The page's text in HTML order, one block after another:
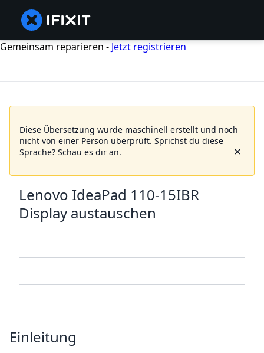
Gemeinsam reparieren - Jetzt registrieren
Diese Übersetzung wurde maschinell erstellt und noch
nicht von einer Person überprüft. Sprichst du diese
Sprache? Schau es dir an.
Lenovo IdeaPad 110-15IBR
Display austauschen
Einleitung